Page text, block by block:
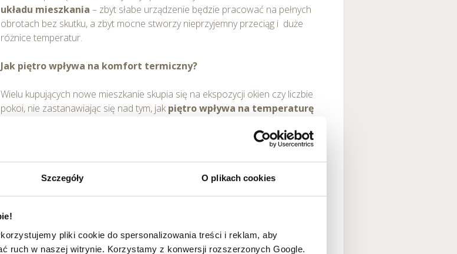
Szczegóły O plikach cookies
pliki cookie do spersonalizowania treści i reklam, aby
ruch w naszej witrynie. Korzystamy z konwersji rozszerzonych Google.
układu mieszkania – zbyt słabe urządzenie będzie pracować na pełnych
obrotach bez skutku, a zbyt mocne stworzy nieprzyjemny przeciąg i duże
różnice temperatur.
Jak piętro wpływa na komfort termiczny?
Wielu kupujących nowe mieszkanie skupia się na ekspozycji okien czy liczbie
pokoi, nie zastanawiając się nad tym, jakpiętro wpływa na temperaturę